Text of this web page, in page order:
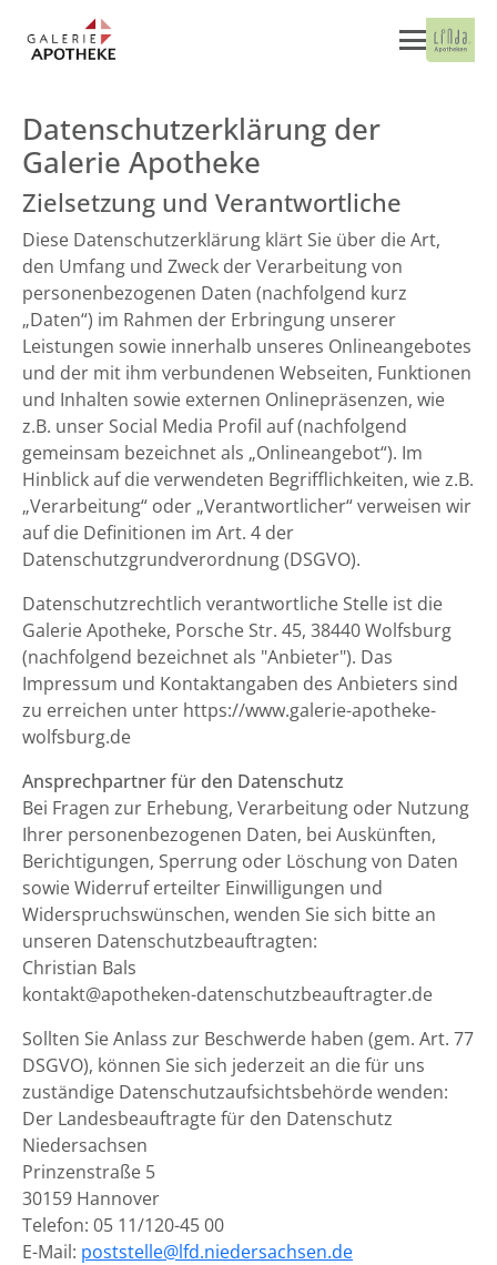
Datenschutzerklärung der
Galerie Apotheke
Zielsetzung und Verantwortliche
Diese Datenschutzerklärung klärt Sie über die Art,
den Umfang und Zweck der Verarbeitung von
personenbezogenen Daten (nachfolgend kurz
„Daten“) im Rahmen der Erbringung unserer
Leistungen sowie innerhalb unseres Onlineangebotes
und der mit ihm verbundenen Webseiten, Funktionen
und Inhalten sowie externen Onlinepräsenzen, wie
z.B. unser Social Media Profil auf (nachfolgend
gemeinsam bezeichnet als „Onlineangebot“). Im
Hinblick auf die verwendeten Begrifflichkeiten, wie z.B.
„Verarbeitung“ oder „Verantwortlicher“ verweisen wir
auf die Definitionen im Art. 4 der
Datenschutzgrundverordnung (DSGVO).
Datenschutzrechtlich verantwortliche Stelle ist die
Galerie Apotheke, Porsche Str. 45, 38440 Wolfsburg
(nachfolgend bezeichnet als "Anbieter"). Das
Impressum und Kontaktangaben des Anbieters sind
zu erreichen unter https://www.galerie-apotheke-
wolfsburg.de
Ansprechpartner für den Datenschutz
Bei Fragen zur Erhebung, Verarbeitung oder Nutzung
Ihrer personenbezogenen Daten, bei Auskünften,
Berichtigungen, Sperrung oder Löschung von Daten
sowie Widerruf erteilter Einwilligungen und
Widerspruchswünschen, wenden Sie sich bitte an
unseren Datenschutzbeauftragten:
Christian Bals
kontakt@apotheken-datenschutzbeauftragter.de
Sollten Sie Anlass zur Beschwerde haben (gem. Art. 77
DSGVO), können Sie sich jederzeit an die für uns
zuständige Datenschutzaufsichtsbehörde wenden:
Der Landesbeauftragte für den Datenschutz
Niedersachsen
Prinzenstraße 5
30159 Hannover
Telefon: 05 11/120-45 00
E-Mail: poststelle@lfd.niedersachsen.de